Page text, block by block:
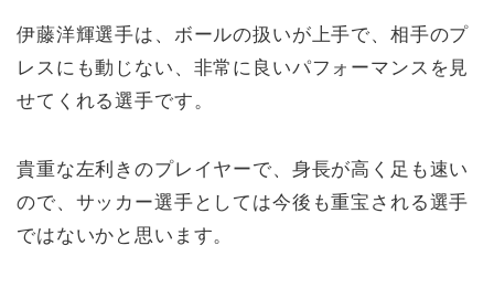
伊藤洋輝選手は、ボールの扱いが上手で、相手のプ
レスにも動じない、非常に良いパフォーマンスを見
せてくれる選手です。
貴重な左利きのプレイヤーで、身長が高く足も速い
ので、サッカー選手としては今後も重宝される選手
ではないかと思います。